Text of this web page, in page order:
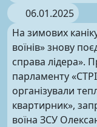
06.01.2025
На зимових
воїнів» знову
справа лідера».
парламенту
організували
квартирник»,
воїна ЗСУ